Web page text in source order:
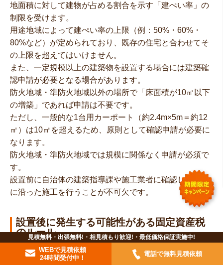
地面積に対して建物が占める割合を示す「建ぺい率」の
制限を受けます。
用途地域によって建ぺい率の上限（例：50%・60%・
80%など）が定められており、既存の住宅と合わせてそ
の上限を超えてはいけません。
また、一定規模以上の建築物を設置する場合には建築確
認申請が必要となる場合があります。
防火地域・準防火地域以外の場所で「床面積が10㎡以下
の増築」であれば申請は不要です。
ただし、一般的な1台用カーポート（約2.4m×5m＝約12
㎡）は10㎡を超えるため、原則として確認申請が必要に
なります。
防火地域・準防火地域では規模に関係なく申請が必須で
す。
設置前に自治体の建築指導課や施工業者に確認し、法令
に沿った施工を行うことが不可欠です。
設置後に発生する可能性がある固定資産税
のルール
カーポートやガレージを設置した場合、固定資産税が新
見積無料・出張無料!・相見積もり歓迎!・最低価格保証実施中!
WEBで見積依頼
24時間受付中！
電話で無料見積依頼